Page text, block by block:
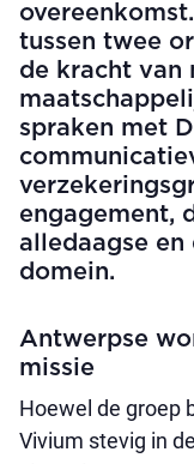
tussen twee
de kracht van
spraken met
engagement,
alledaagse
domein.
Antwerpse
missie
Hoewel de groep
Vivium stevig in